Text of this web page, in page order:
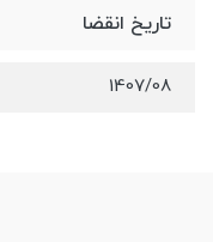
تاریخ انقضا
1407/08